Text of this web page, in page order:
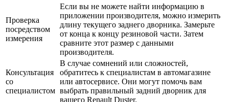
Проверка
посредством
измерения
Если вы не можете найти информацию в
приложении производителя, можно измерить
длину текущего заднего дворника. Замерьте
от конца к концу резиновой части. Затем
сравните этот размер с данными
производителя.
Консультация
со
специалистом
В случае сомнений или сложностей,
обратитесь к специалистам в автомагазине
или автосервисе. Они могут помочь вам
выбрать правильный задний дворник для
вашего Renault Duster.